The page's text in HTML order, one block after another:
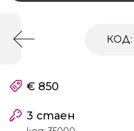
КОД:
€ 850
3 стаен